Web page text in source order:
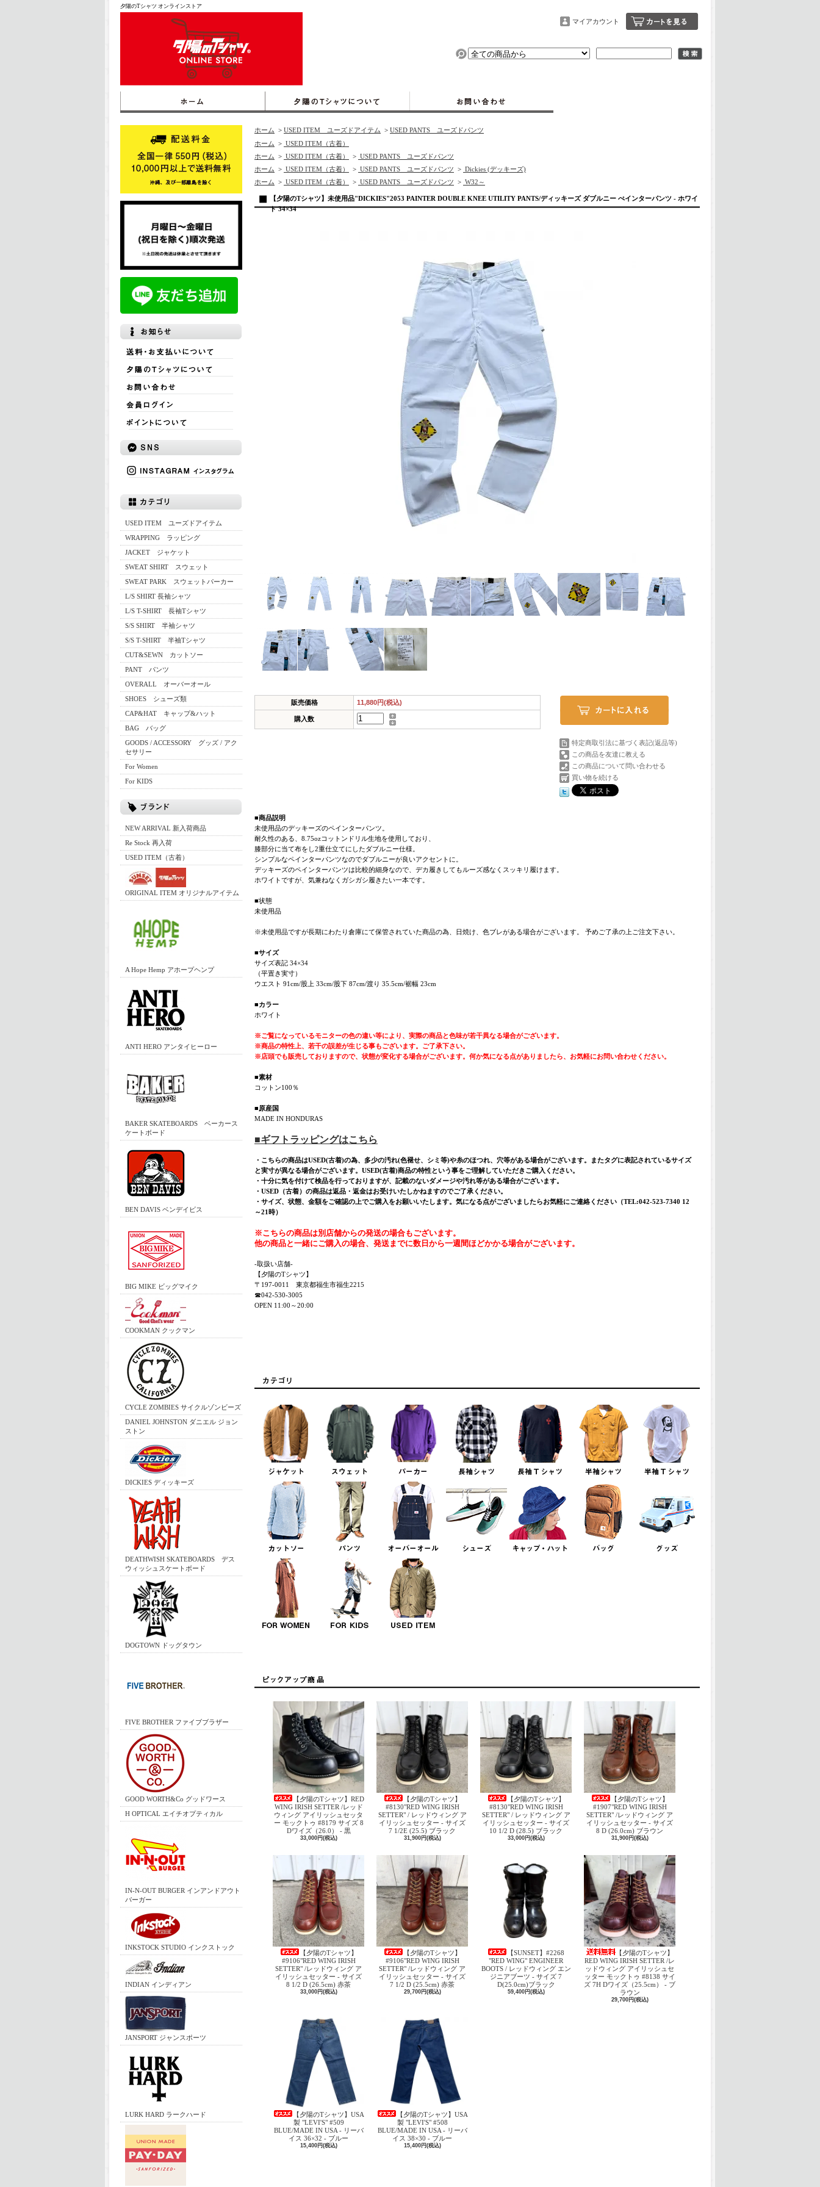
夕陽のTシャツ オンラインストア
マイアカウント
USED ITEM ユーズドアイテム
WRAPPING ラッピング
JACKET ジャケット
SWEAT SHIRT スウェット
SWEAT PARK スウェットパーカー
L/S SHIRT 長袖シャツ
L/S T-SHIRT 長袖Tシャツ
S/S SHIRT 半袖シャツ
S/S T-SHIRT 半袖Tシャツ
CUT&SEWN カットソー
PANT パンツ
OVERALL オーバーオール
SHOES シューズ類
CAP&HAT キャップ&ハット
BAG バッグ
GOODS / ACCESSORY グッズ / アク
セサリー
For Women
For KIDS
NEW ARRIVAL 新入荷商品
Re Stock 再入荷
USED ITEM（古着）
ORIGINAL ITEM オリジナルアイテム
A Hope Hemp アホープヘンプ
ANTI HERO アンタイヒーロー
BAKER SKATEBOARDS ベーカース
ケートボード
BEN DAVIS ベンデイビス
BIG MIKE ビッグマイク
COOKMAN クックマン
CYCLE ZOMBIES サイクルゾンビーズ
DANIEL JOHNSTON ダニエル ジョン
ストン
DICKIES ディッキーズ
DEATHWISH SKATEBOARDS デス
ウィッシュスケートボード
DOGTOWN ドッグタウン
FIVE BROTHER ファイブブラザー
GOOD WORTH&Co グッドワース
H OPTICAL エイチオプティカル
IN-N-OUT BURGER インアンドアウト
バーガー
INKSTOCK STUDIO インクストック
INDIAN インディアン
JANSPORT ジャンスポーツ
LURK HARD ラークハード
ホーム > USED ITEM ユーズドアイテム > USED PANTS ユーズドパンツ
ホーム > USED ITEM（古着）
ホーム > USED ITEM（古着） > USED PANTS ユーズドパンツ
ホーム > USED ITEM（古着） > USED PANTS ユーズドパンツ > Dickies (デッキーズ)
ホーム > USED ITEM（古着） > USED PANTS ユーズドパンツ > W32～
【夕陽のTシャツ】未使用品"DICKIES"2053 PAINTER DOUBLE KNEE UTILITY PANTS/ディッキーズ ダブルニー ぺインターパンツ - ホワイ
ト 34×34
販売価格 11,880円(税込)
購入数
特定商取引法に基づく表記(返品等)
この商品を友達に教える
この商品について問い合わせる
買い物を続ける
■商品説明
未使用品のデッキーズのペインターパンツ。
耐久性のある、8.75ozコットンドリル生地を使用しており、
膝部分に当て布をし2重仕立てにしたダブルニー仕様。
シンプルなペインターパンツなのでダブルニーが良いアクセントに。
デッキーズのペインターパンツは比較的細身なので、デカ履きしてもルーズ感なくスッキリ履けます。
ホワイトですが、気兼ねなくガシガシ履きたい一本です。
■状態
未使用品
※未使用品ですが長期にわたり倉庫にて保管されていた商品の為、日焼け、色ブレがある場合がございます。 予めご了承の上ご注文下さい。
■サイズ
サイズ表記 34×34
（平置き実寸）
ウエスト 91cm/股上 33cm/股下 87cm/渡り 35.5cm/裾幅 23cm
■カラー
ホワイト
※ご覧になっているモニターの色の違い等により、実際の商品と色味が若干異なる場合がございます。
※商品の特性上、若干の誤差が生じる事もございます。ご了承下さい。
※店頭でも販売しておりますので、状態が変化する場合がございます。何か気になる点がありましたら、お気軽にお問い合わせください。
■素材
コットン100％
■原産国
MADE IN HONDURAS
■ギフトラッピングはこちら
・こちらの商品はUSED(古着)の為、多少の汚れ(色褪せ、シミ等)や糸のほつれ、穴等がある場合がございます。またタグに表記されているサイズ
と実寸が異なる場合がございます。USED(古着)商品の特性という事をご理解していただきご購入ください。
・十分に気を付けて検品を行っておりますが、記載のないダメージや汚れ等がある場合がございます。
・USED（古着）の商品は返品・返金はお受けいたしかねますのでご了承ください。
・サイズ、状態、金額をご確認の上でご購入をお願いいたします。気になる点がございましたらお気軽にご連絡ください（TEL:042-523-7340 12
～21時）
※こちらの商品は別店舗からの発送の場合もございます。
他の商品と一緒にご購入の場合、発送までに数日から一週間ほどかかる場合がございます。
-取扱い店舗-
【夕陽のTシャツ】
〒197-0011 東京都福生市福生2215
☎042-530-3005
OPEN 11:00～20:00
【夕陽のTシャツ】RED
WING IRISH SETTER /レッド
ウィング アイリッシュセッタ
ー モックトゥ #8179 サイズ 8
Dワイズ（26.0） - 黒
33,000円(税込)
【夕陽のTシャツ】
#8130"RED WING IRISH
SETTER" / レッドウィング ア
イリッシュセッター - サイズ
7 1/2E (25.5) ブラック
31,900円(税込)
【夕陽のTシャツ】
#8130"RED WING IRISH
SETTER" / レッドウィング ア
イリッシュセッター - サイズ
10 1/2 D (28.5) ブラック
33,000円(税込)
【夕陽のTシャツ】
#1907"RED WING IRISH
SETTER" /レッドウィング ア
イリッシュセッター - サイズ
8 D (26.0cm) ブラウン
31,900円(税込)
【夕陽のTシャツ】
#9106"RED WING IRISH
SETTER" /レッドウィング ア
イリッシュセッター - サイズ
8 1/2 D (26.5cm) 赤茶
33,000円(税込)
【夕陽のTシャツ】
#9106"RED WING IRISH
SETTER" /レッドウィング ア
イリッシュセッター - サイズ
7 1/2 D (25.5cm) 赤茶
29,700円(税込)
【SUNSET】#2268
"RED WING" ENGINEER
BOOTS / レッドウィング エン
ジニアブーツ - サイズ 7
D(25.0cm)ブラック
59,400円(税込)
【夕陽のTシャツ】
RED WING IRISH SETTER /レ
ッドウィング アイリッシュセ
ッター モックトゥ #8138 サイ
ズ 7H Dワイズ（25.5cm） - ブ
ラウン
29,700円(税込)
【夕陽のTシャツ】USA
製 "LEVI'S" #509
BLUE/MADE IN USA - リーバ
イス 36×32 - ブルー
15,400円(税込)
【夕陽のTシャツ】USA
製 "LEVI'S" #508
BLUE/MADE IN USA - リーバ
イス 38×30 - ブルー
15,400円(税込)